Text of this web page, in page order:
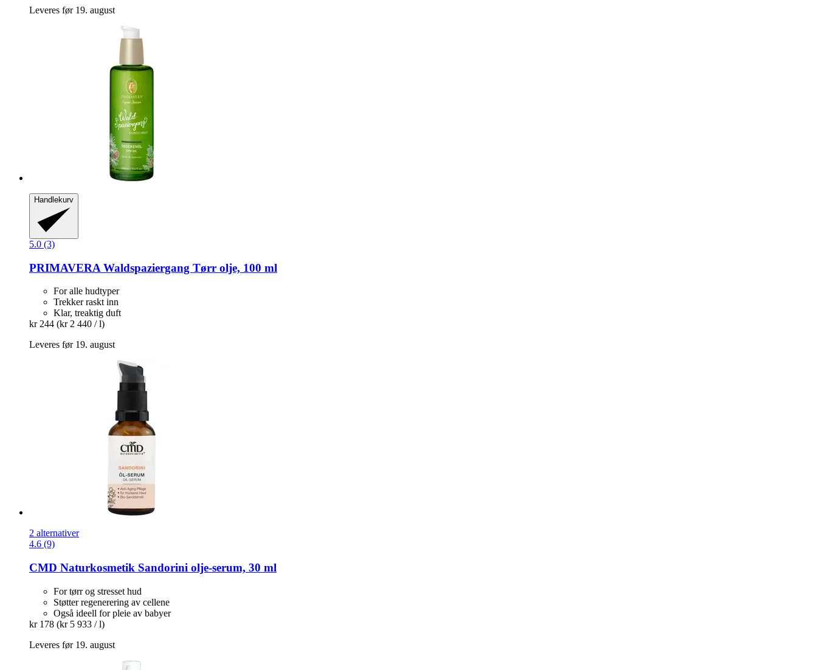
Leveres før 19. august
Handlekurv
5.0 (3)
PRIMAVERA Waldspaziergang Tørr olje, 100 ml
For alle hudtyper
Trekker raskt inn
Klar, treaktig duft
kr 244 (kr 2 440 / l)
Leveres før 19. august
2 alternativer
4.6 (9)
CMD Naturkosmetik Sandorini olje-​serum, 30 ml
For tørr og stresset hud
Støtter regenerering av cellene
Også ideell for pleie av babyer
kr 178 (kr 5 933 / l)
Leveres før 19. august